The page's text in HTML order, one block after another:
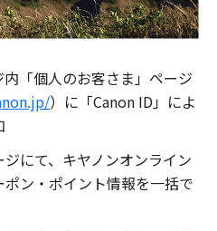
「個人のお客さま」ページ
）に「Canon ID」によ
にて、キヤノンオンライン
ン・ポイント情報を一括で